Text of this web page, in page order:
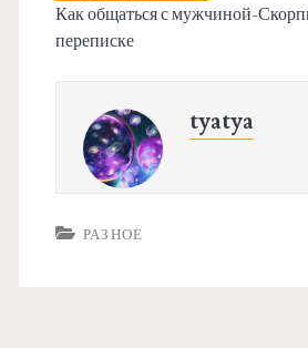
Как общаться с мужчиной-
переписке
tyatya
РАЗНОЕ